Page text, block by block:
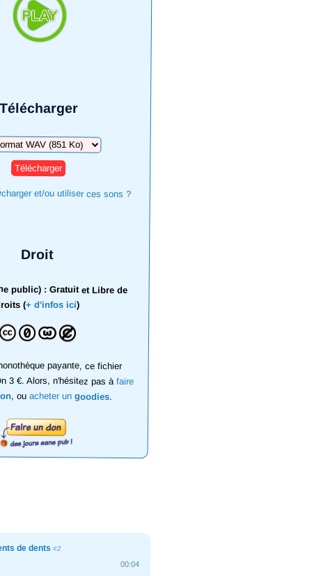
Télécharger
et/ou utiliser ces sons ?
Droit
public) : Gratuit et Libre de
(+ d'infos ici)
payante, ce fichier
3 €. Alors, n'hésitez pas àfaire
, ouacheter ungoodies.
de dents#2
00:04